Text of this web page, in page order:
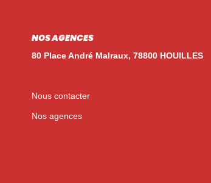
NOS AGENCES
80 Place André Malraux, 78800 HOUILLES
Nous contacter
Nos agences